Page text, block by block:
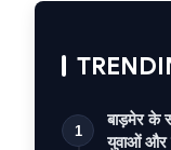
1
बाड़मेर के
युवाओं और